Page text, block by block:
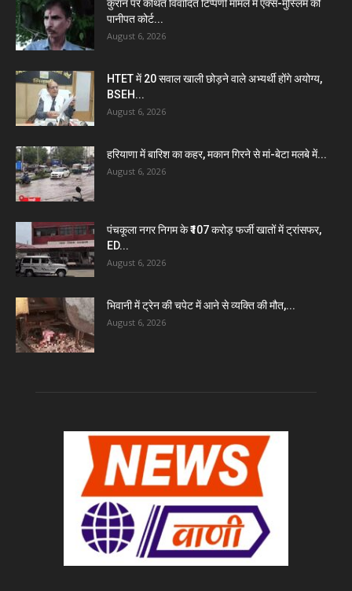
कुरान पर कथित विवादित टिप्पणी मामले में एक्स-मुस्लिम को
पानीपत कोर्ट...
August 6, 2026
HTET में 20 सवाल खाली छोड़ने वाले अभ्यर्थी होंगे अयोग्य,
BSEH...
August 6, 2026
हरियाणा में बारिश का कहर, मकान गिरने से मां-बेटा मलबे में...
August 6, 2026
पंचकूला नगर निगम के ₹107 करोड़ फर्जी खातों में ट्रांसफर,
ED...
August 6, 2026
भिवानी में ट्रेन की चपेट में आने से व्यक्ति की मौत,...
August 6, 2026